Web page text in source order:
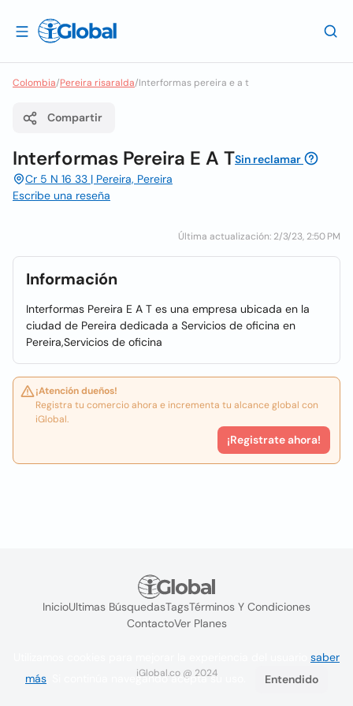
Colombia/Pereira risaralda/Interformas pereira e a t
Compartir
Interformas Pereira E A TSin reclamar
Cr 5 N 16 33 | Pereira, Pereira
Escribe una reseña
Última actualización: 2/3/23, 2:50 PM
Información
Interformas Pereira E A T es una empresa ubicada en la
ciudad de Pereira dedicada a Servicios de oficina en
Pereira,Servicios de oficina
¡Atención dueños!
Registra tu comercio ahora e incrementa tu alcance global con
iGlobal.
¡Registrate ahora!
InicioUltimas BúsquedasTagsTérminos Y Condiciones
ContactoVer Planes
iGlobal.co @ 2024
saber
más . Si continúa navegando acepta su uso. Entendido